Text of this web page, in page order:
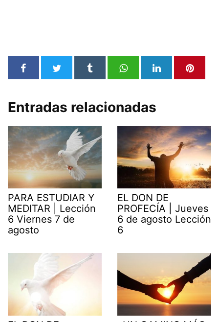
Entradas relacionadas
PARA ESTUDIAR Y
MEDITAR | Lección
6 Viernes 7 de
agosto
EL DON DE
PROFECÍA | Jueves
6 de agosto Lección
6